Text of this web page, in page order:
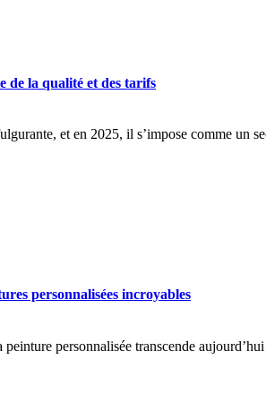
de la qualité et des tarifs
et en 2025, il s’impose comme un
personnalisées incroyables
personnalisée transcende